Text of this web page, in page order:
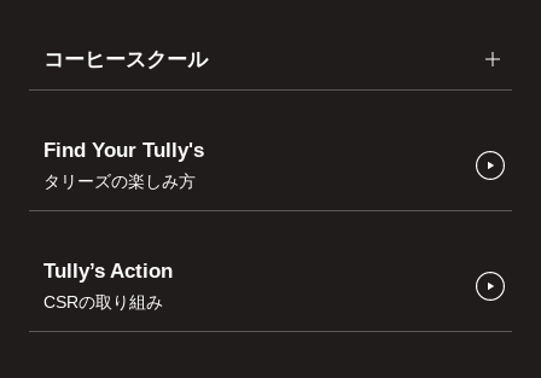
コーヒースクール
Find Your Tully's
タリーズの楽しみ方
Tully’s Action
CSRの取り組み